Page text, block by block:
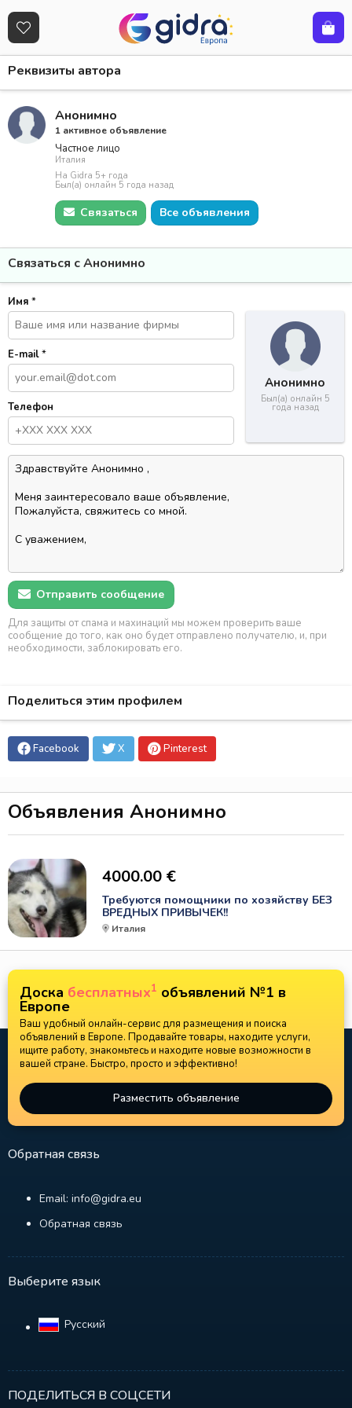
Реквизиты автора
Анонимно
1 активное объявление
Частное лицо
Италия
На Gidra 5+ года
Был(а) онлайн 5 года назад
Связаться Все объявления
Связаться с Анонимно
Анонимно
Был(а) онлайн 5
года назад
Имя *
E-mail*
Телефон
Отправить сообщение
Для защиты от спама и махинаций мы можем проверить ваше
сообщение до того, как оно будет отправлено получателю, и, при
необходимости, заблокировать его.
Поделиться этим профилем
Facebook X Pinterest
Объявления Анонимно
4000.00 €
Требуются помощники по хозяйству БЕЗ
ВРЕДНЫХ ПРИВЫЧЕК!!
Италия
Доска бесплатных1 объявлений №1 в
Европе
Ваш удобный онлайн-сервис для размещения и поиска
объявлений в Европе. Продавайте товары, находите услуги,
ищите работу, знакомьтесь и находите новые возможности в
вашей стране. Быстро, просто и эффективно!
Разместить объявление
Обратная связь
Email: info@gidra.eu
Обратная связь
Выберите язык
Русский‎
ПОДЕЛИТЬСЯ В СОЦСЕТИ